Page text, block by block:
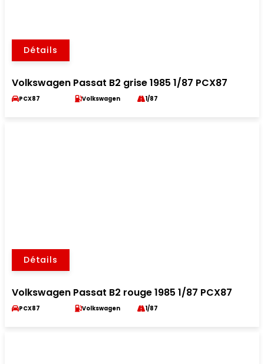
Détails
Volkswagen Passat B2 grise 1985 1/87 PCX87
PCX87 Volkswagen 1/87
Détails
Volkswagen Passat B2 rouge 1985 1/87 PCX87
PCX87 Volkswagen 1/87